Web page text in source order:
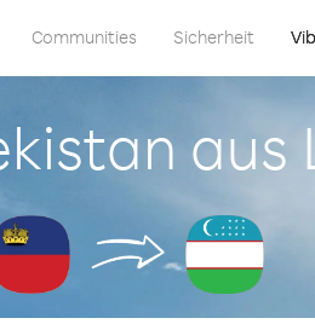
Communities Sicherheit